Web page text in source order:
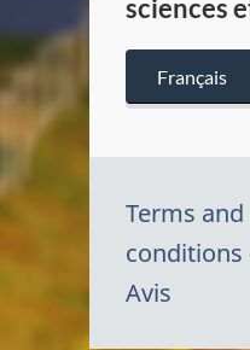
sciences
Français
Terms and
conditions
Avis